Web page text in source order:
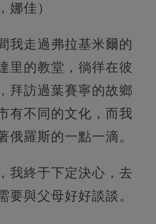
娜佳）
我走過弗拉基米爾的
里的教堂，徜徉在彼
拜訪過葉賽寧的故鄉
有不同的文化，而我
俄羅斯的一點一滴。
我終于下定決心，去
要與父母好好談談。